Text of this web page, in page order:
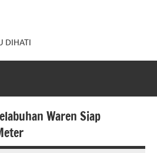
DIHATI
Waren Siap